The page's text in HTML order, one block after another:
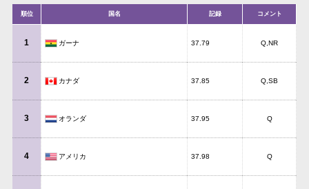
順位 国名 記録 コメント
1 ガーナ 37.79 Q,NR
2 カナダ 37.85 Q,SB
3 オランダ 37.95 Q
4 アメリカ 37.98 Q